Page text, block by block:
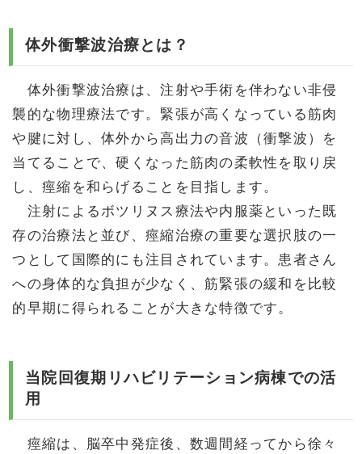
体外衝撃波治療とは？
体外衝撃波治療は、注射や手術を伴わない非侵
襲的な物理療法です。緊張が高くなっている筋肉
や腱に対し、体外から高出力の音波（衝撃波）を
当てることで、硬くなった筋肉の柔軟性を取り戻
し、痙縮を和らげることを目指します。
注射によるボツリヌス療法や内服薬といった既
存の治療法と並び、痙縮治療の重要な選択肢の一
つとして国際的にも注目されています。患者さん
への身体的な負担が少なく、筋緊張の緩和を比較
的早期に得られることが大きな特徴です。
当院回復期リハビリテーション病棟での活
用
痙縮は、脳卒中発症後、数週間経ってから徐々